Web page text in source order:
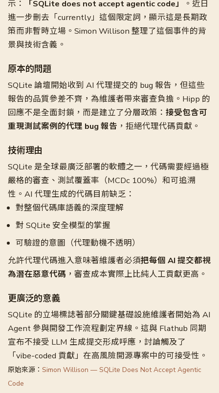
示：
「SQLite does not accept agentic code」
。近日
進一步刪去「currently」這個限定詞，顯示這是長期政
策而非暫時立場。Simon Willison 整理了這個事件的背
景與技術含義。
原本的問題
SQLite 論壇開始收到 AI 代理提交的 bug 報告，但這些
報告的品質參差不齊，為維護者帶來審查負擔。Hipp 的
回應不是全面封鎖，而是建立了分層政策： 接受包含可
重現測試案例的代理 bug 報告 ，拒絕代理代碼貢獻。
技術理由
SQLite 是全球最廣泛部署的軟體之一，代碼需要經過極
嚴格的審查、測試覆蓋率（MCDc 100%）和可追溯
性。AI 代理生成的代碼目前缺乏：
對整個代碼庫語義的深度理解
對 SQLite 安全模型的掌握
可驗證的意圖（代理動機不透明）
允許代理代碼進入意味著維護者必須把每個 AI 提交都視
為潛在惡意代碼 ，審查成本實際上比純人工貢獻更高。
更廣泛的意義
SQLite 的立場標誌著部分關鍵基礎設施維護者開始為 AI
Agent 參與開發工作流程劃定界線。這與 Flathub 同期
宣布不接受 LLM 生成提交形成呼應，討論觸及了
「vibe-coded 貢獻」在高風險開源專案中的可接受性。
原始來源： Simon Willison — SQLite Does Not Accept Agentic
Code